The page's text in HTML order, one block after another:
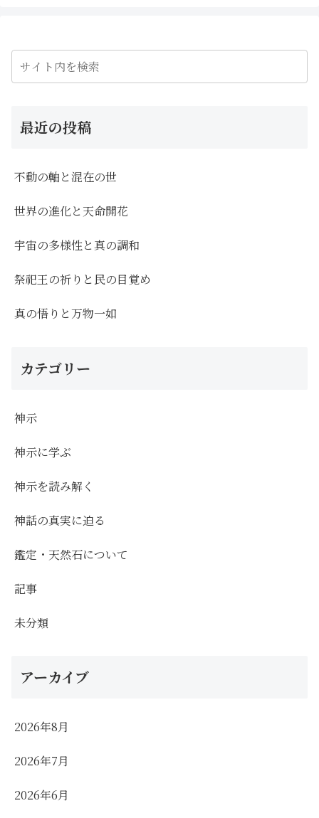
最近の投稿
不動の軸と混在の世
世界の進化と天命開花
宇宙の多様性と真の調和
祭祀王の祈りと民の目覚め
真の悟りと万物一如
カテゴリー
神示
神示に学ぶ
神示を読み解く
神話の真実に迫る
鑑定・天然石について
記事
未分類
アーカイブ
2026年8月
2026年7月
2026年6月